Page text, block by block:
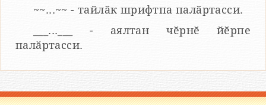
~~...~~ - тайлӑк шрифтпа палӑртасси.
___...___ - аялтан чӗрнӗ йӗрпе
палӑртасси.